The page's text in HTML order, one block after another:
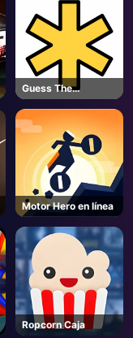
Guess The
Password
Motor Hero en línea
Ropcorn Caja